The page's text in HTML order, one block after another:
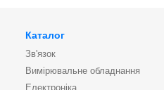
Каталог
Зв'язок
Вимірювальне обладнання
Електроніка